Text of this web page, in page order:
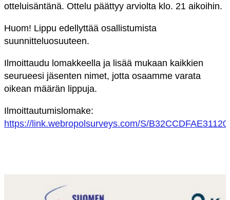
otteluisäntänä. Ottelu päättyy arviolta klo. 21 aikoihin.
Huom! Lippu edellyttää osallistumista
suunnitteluosuuteen.
Ilmoittaudu lomakkeella ja lisää mukaan kaikkien
seurueesi jäsenten nimet, jotta osaamme varata
oikean määrän lippuja.
Ilmoittautumislomake:
https://link.webropolsurveys.com/S/